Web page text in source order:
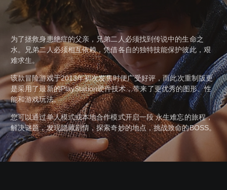
为了拯救身患绝症的父亲，兄弟二人必须找到传说中的生命之
水。兄弟二人必须相互依赖，凭借各自的独特技能保护彼此，艰
难求生。
该款冒险游戏于2013年初次发售时便广受好评，而此次重制版更
是采用了最新的PlayStation硬件技术，带来了更优秀的图形、性
能和游戏玩法。
您可以通过单人模式或本地合作模式开启一段 永生难忘的旅程，
解决谜题，发现隐藏剧情，探索奇妙的地点，挑战致命的BOSS。